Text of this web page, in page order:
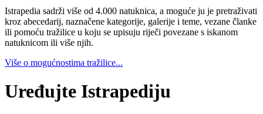
Istrapedia sadrži više od 4.000 natuknica, a moguće ju je pretraživati
kroz abecedarij, naznačene kategorije, galerije i teme, vezane članke
ili pomoću tražilice u koju se upisuju riječi povezane s iskanom
natuknicom ili više njih.
Više o mogućnostima tražilice...
Uređujte Istrapediju